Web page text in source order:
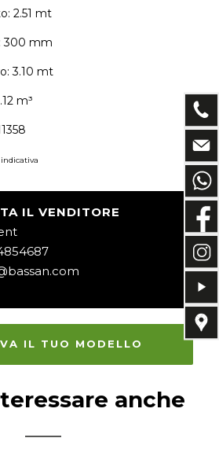
2.51 mt
300 mm
3.10 mt
m³
IL VENDITORE
IL TUO MODELLO
anche